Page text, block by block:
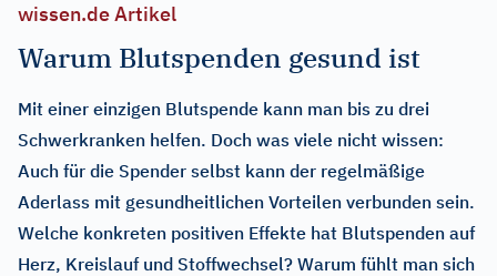
wissen.de Artikel
Warum Blutspenden gesund ist
Mit einer einzigen Blutspende kann man bis zu drei
Schwerkranken helfen. Doch was viele nicht wissen:
Auch für die Spender selbst kann der regelmäßige
Aderlass mit gesundheitlichen Vorteilen verbunden sein.
Welche konkreten positiven Effekte hat Blutspenden auf
Herz, Kreislauf und Stoffwechsel? Warum fühlt man sich